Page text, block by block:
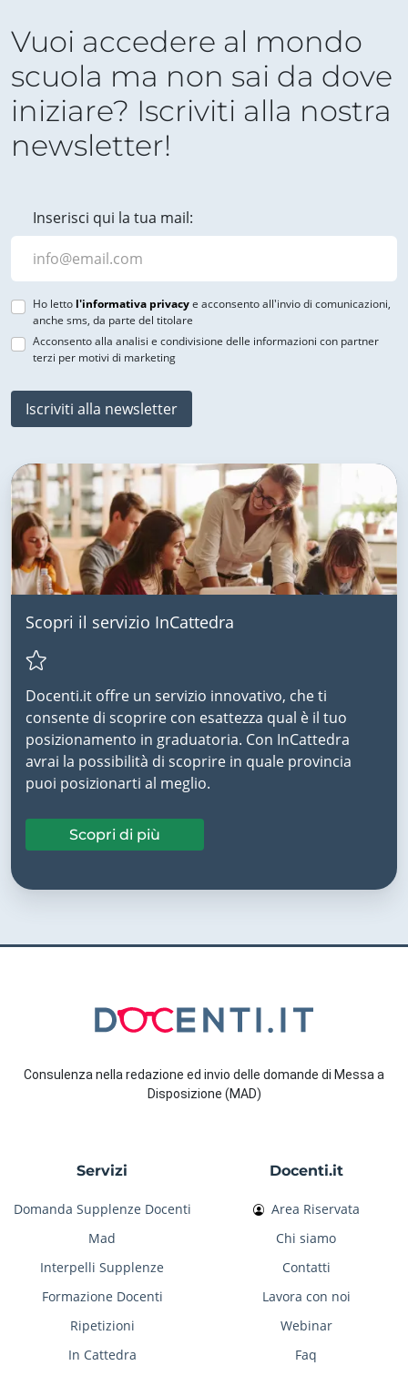
Vuoi accedere al mondo
scuola ma non sai da dove
iniziare? Iscriviti alla nostra
newsletter!
Inserisci qui la tua mail:
Ho letto l'informativa privacye acconsento all'invio di comunicazioni,
anche sms, da parte del titolare
Acconsento alla analisi e condivisione delle informazioni con partner
terzi per motivi di marketing
Iscriviti alla newsletter
Scopri il servizio InCattedra
Docenti.it offre un servizio innovativo, che ti
consente di scoprire con esattezza qual è il tuo
posizionamento in graduatoria. Con InCattedra
avrai la possibilità di scoprire in quale provincia
puoi posizionarti al meglio.
Scopri di più
Consulenza nella redazione ed invio delle domande di Messa a
Disposizione (MAD)
Servizi
Domanda Supplenze Docenti
Mad
Interpelli Supplenze
Formazione Docenti
Ripetizioni
In Cattedra
Docenti.it
Area Riservata
Chi siamo
Contatti
Lavora con noi
Webinar
Faq